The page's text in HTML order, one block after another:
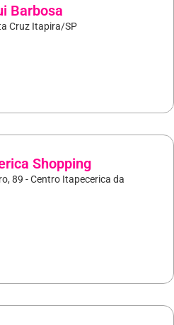
Barbosa
Cruz Itapira/SP
Shopping
89 - Centro Itapecerica da